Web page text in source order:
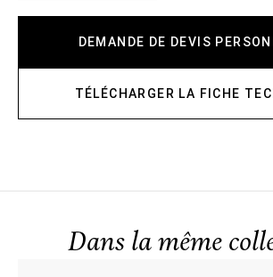
DEMANDE DE DEVIS
TÉLÉCHARGER LA FICHE
Dans la même